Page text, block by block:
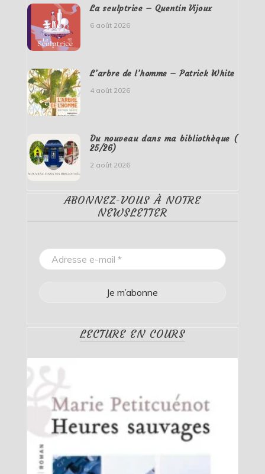
La sculptrice – Quentin Vijoux
6 août 2026
L’arbre de l’homme – Patrick White
4 août 2026
Du nouveau dans ma bibliothèque (
25/26)
2 août 2026
ABONNEZ-VOUS À NOTRE
NEWSLETTER
LECTURE EN COURS